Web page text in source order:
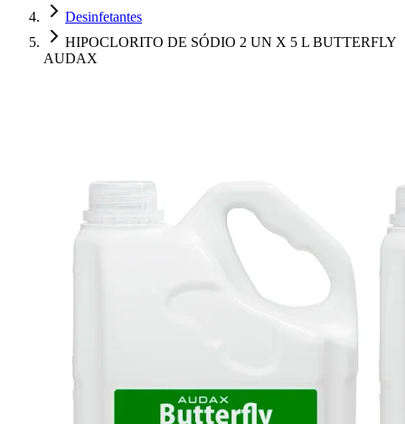
Desinfetantes
HIPOCLORITO DE SÓDIO 2 UN X 5 L BUTTERFLY
AUDAX